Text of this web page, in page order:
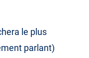
le plus
parlant)